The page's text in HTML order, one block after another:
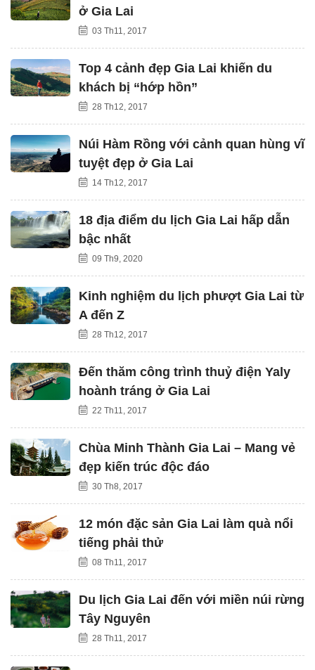
ở Gia Lai
03 Th11, 2017
Top 4 cảnh đẹp Gia Lai khiến du
khách bị “hớp hồn”
28 Th12, 2017
Núi Hàm Rồng với cảnh quan hùng vĩ
tuyệt đẹp ở Gia Lai
14 Th12, 2017
18 địa điểm du lịch Gia Lai hấp dẫn
bậc nhất
09 Th9, 2020
Kinh nghiệm du lịch phượt Gia Lai từ
A đến Z
28 Th12, 2017
Đến thăm công trình thuỷ điện Yaly
hoành tráng ở Gia Lai
22 Th11, 2017
Chùa Minh Thành Gia Lai – Mang vẻ
đẹp kiến trúc độc đáo
30 Th8, 2017
12 món đặc sản Gia Lai làm quà nổi
tiếng phải thử
08 Th11, 2017
Du lịch Gia Lai đến với miền núi rừng
Tây Nguyên
28 Th11, 2017